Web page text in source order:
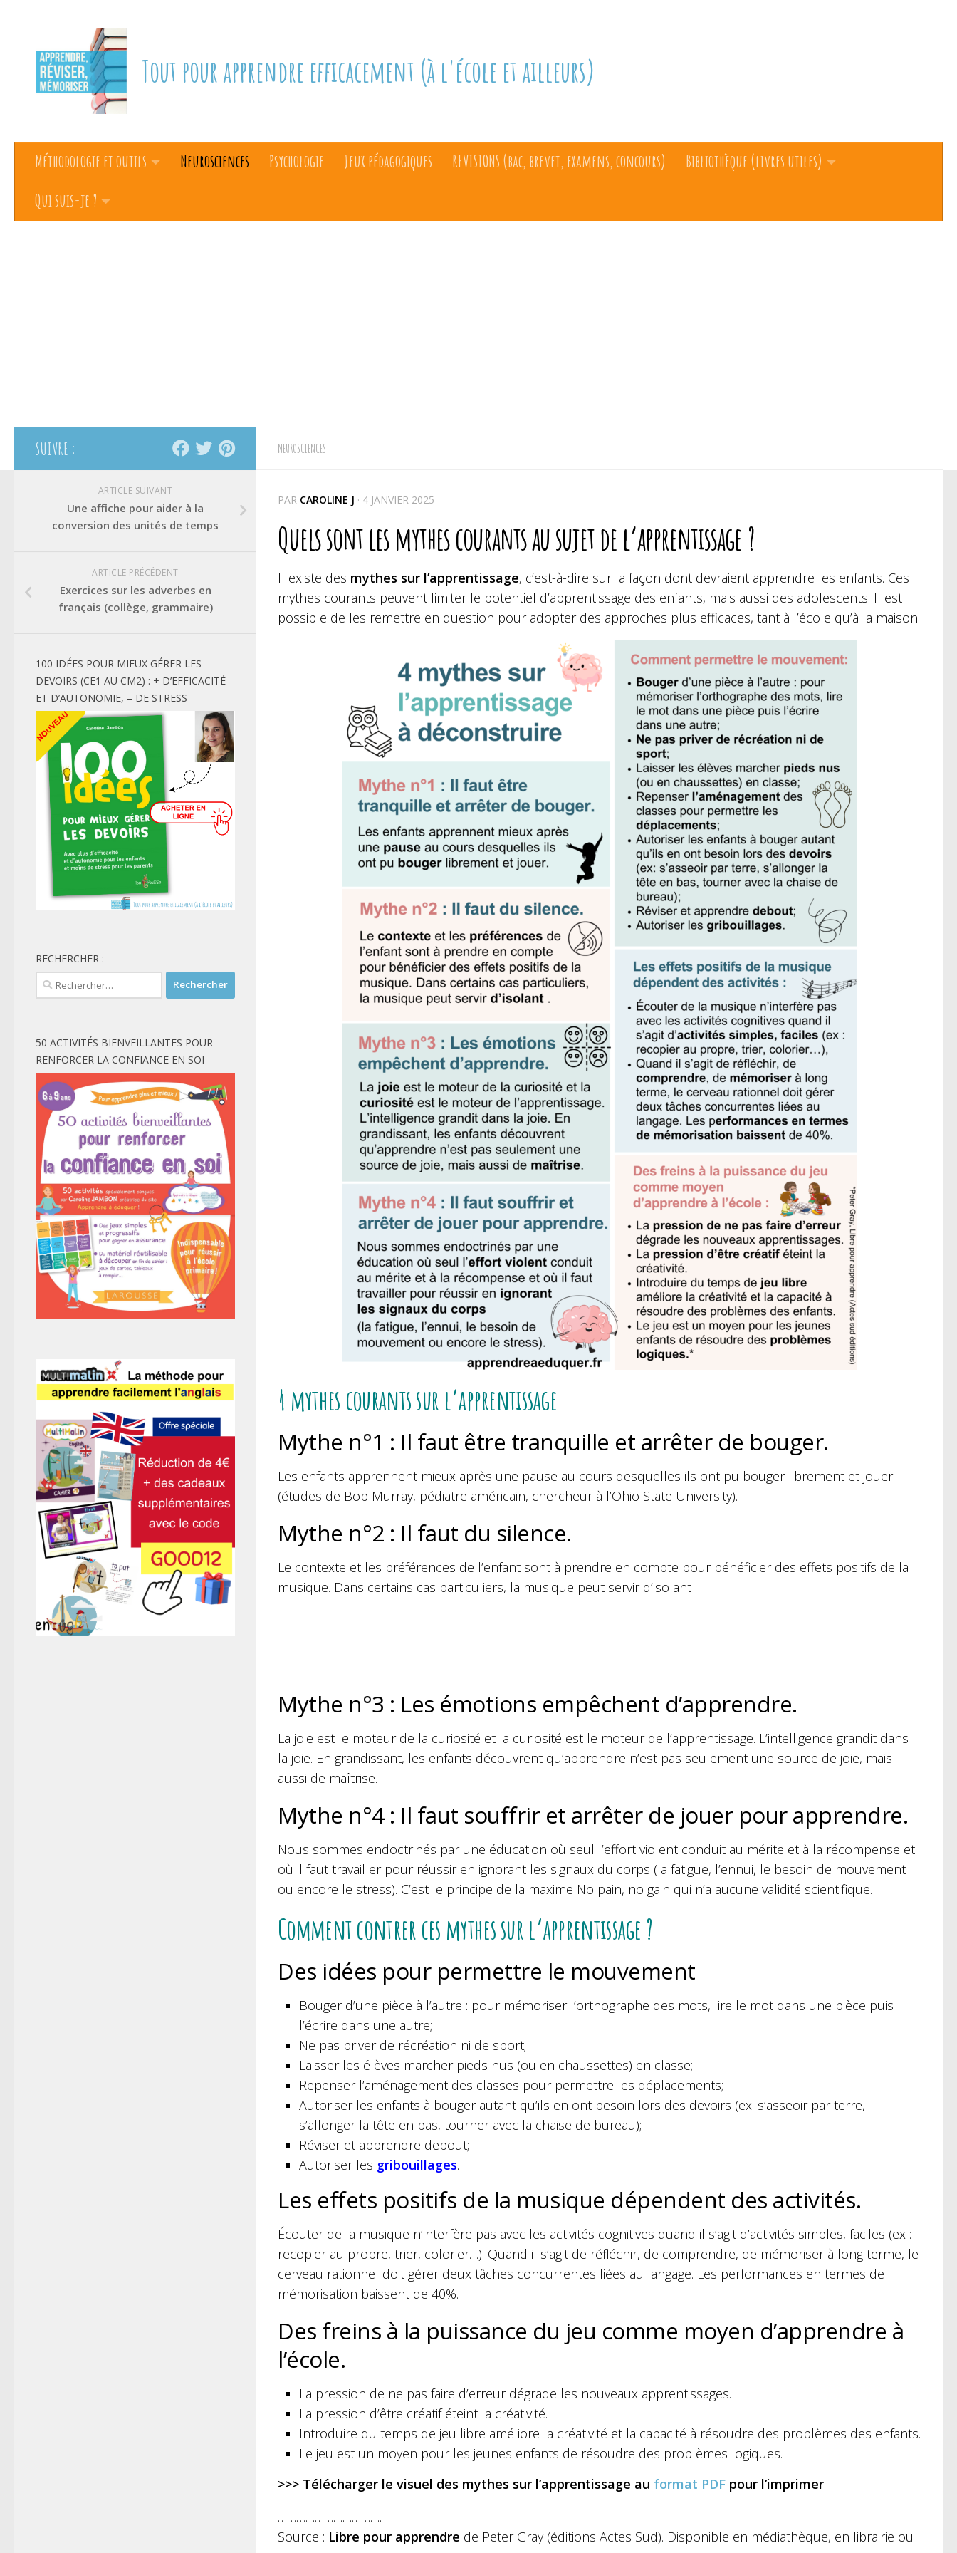
Tout pour apprendre efficacement (à l'école et ailleurs)
Méthodologie et outils Neurosciences Psychologie Jeux pédagogiques REVISIONS (bac, brevet, examens, concours)
Bibliothèque (livres utiles)
Qui suis-je ?
NEUROSCIENCES
PAR CAROLINE J · 4 JANVIER 2025
Quels sont les mythes courants au sujet de l’apprentissage ?
Il existe des mythes sur l’apprentissage, c’est-à-dire sur la façon dont devraient apprendre les enfants. Ces
mythes courants peuvent limiter le potentiel d’apprentissage des enfants, mais aussi des adolescents. Il est
possible de les remettre en question pour adopter des approches plus efficaces, tant à l’école qu’à la maison.
4 mythes courants sur l’apprentissage
Mythe n°1 : Il faut être tranquille et arrêter de bouger.
Les enfants apprennent mieux après une pause au cours desquelles ils ont pu bouger librement et jouer
(études de Bob Murray, pédiatre américain, chercheur à l’Ohio State University).
Mythe n°2 : Il faut du silence.
Le contexte et les préférences de l’enfant sont à prendre en compte pour bénéficier des effets positifs de la
musique. Dans certains cas particuliers, la musique peut servir d’isolant .
Mythe n°3 : Les émotions empêchent d’apprendre.
La joie est le moteur de la curiosité et la curiosité est le moteur de l’apprentissage. L’intelligence grandit dans
la joie. En grandissant, les enfants découvrent qu’apprendre n’est pas seulement une source de joie, mais
aussi de maîtrise.
Mythe n°4 : Il faut souffrir et arrêter de jouer pour apprendre.
Nous sommes endoctrinés par une éducation où seul l’effort violent conduit au mérite et à la récompense et
où il faut travailler pour réussir en ignorant les signaux du corps (la fatigue, l’ennui, le besoin de mouvement
ou encore le stress). C’est le principe de la maxime No pain, no gain qui n’a aucune validité scientifique.
Comment contrer ces mythes sur l’apprentissage ?
Des idées pour permettre le mouvement
Bouger d’une pièce à l’autre : pour mémoriser l’orthographe des mots, lire le mot dans une pièce puis
l’écrire dans une autre;
Ne pas priver de récréation ni de sport;
Laisser les élèves marcher pieds nus (ou en chaussettes) en classe;
Repenser l’aménagement des classes pour permettre les déplacements;
Autoriser les enfants à bouger autant qu’ils en ont besoin lors des devoirs (ex: s’asseoir par terre,
s’allonger la tête en bas, tourner avec la chaise de bureau);
Réviser et apprendre debout;
Autoriser les gribouillages.
Les effets positifs de la musique dépendent des activités.
Écouter de la musique n’interfère pas avec les activités cognitives quand il s’agit d’activités simples, faciles (ex :
recopier au propre, trier, colorier…). Quand il s’agit de réfléchir, de comprendre, de mémoriser à long terme, le
cerveau rationnel doit gérer deux tâches concurrentes liées au langage. Les performances en termes de
mémorisation baissent de 40%.
Des freins à la puissance du jeu comme moyen d’apprendre à
l’école.
La pression de ne pas faire d’erreur dégrade les nouveaux apprentissages.
La pression d’être créatif éteint la créativité.
Introduire du temps de jeu libre améliore la créativité et la capacité à résoudre des problèmes des enfants.
Le jeu est un moyen pour les jeunes enfants de résoudre des problèmes logiques.
>>> Télécharger le visuel des mythes sur l’apprentissage au format PDF pour l’imprimer
…………………………….
Source : Libre pour apprendre de Peter Gray (éditions Actes Sud). Disponible en médiathèque, en librairie ou
SUIVRE :
ARTICLE SUIVANT
Une affiche pour aider à la
conversion des unités de temps
ARTICLE PRÉCÉDENT
Exercices sur les adverbes en
français (collège, grammaire)
100 IDÉES POUR MIEUX GÉRER LES
DEVOIRS (CE1 AU CM2) : + D’EFFICACITÉ
ET D’AUTONOMIE, – DE STRESS
RECHERCHER :
Rechercher :
50 ACTIVITÉS BIENVEILLANTES POUR
RENFORCER LA CONFIANCE EN SOI